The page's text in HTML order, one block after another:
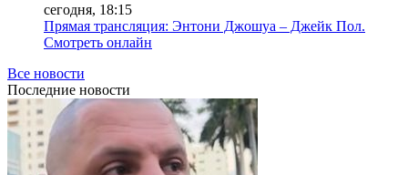
сегодня, 18:15
Прямая трансляция: Энтони Джошуа – Джейк Пол.
Смотреть онлайн
Все новости
Последние новости